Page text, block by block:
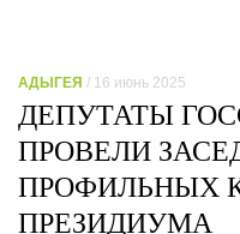
АДЫГЕЯ / 16 июнь 2025
ДЕПУТАТЫ
ПРОВЕЛИ
ПРОФИЛЬНЫХ
ПРЕЗИДИУМА